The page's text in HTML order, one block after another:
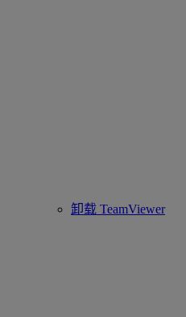
卸载 TeamViewer